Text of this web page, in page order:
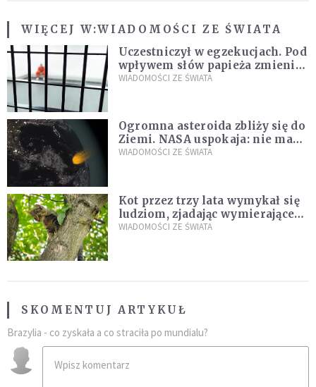
WIĘCEJ W:WIADOMOŚCI ZE ŚWIATA
Uczestniczył w egzekucjach. Pod
wpływem słów papieża zmienił
zdanie
WIADOMOŚCI ZE ŚWIATA
Ogromna asteroida zbliży się do
Ziemi. NASA uspokaja: nie ma
zagrożenia
WIADOMOŚCI ZE ŚWIATA
Kot przez trzy lata wymykał się
ludziom, zjadając wymierające
kaczki. W końcu popełnił
WIADOMOŚCI ZE ŚWIATA
SKOMENTUJ ARTYKUŁ
Brazylia - co zyskała a co straciła po mundialu?